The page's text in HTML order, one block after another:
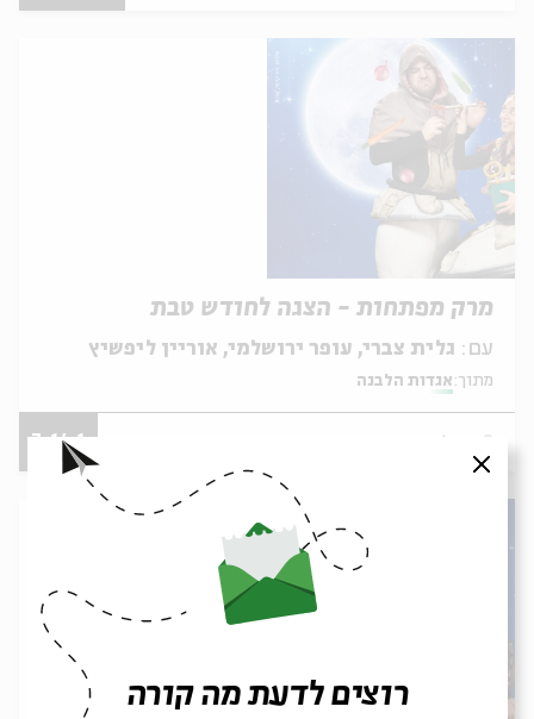
מרק מפתחות - הצגה לחודש טבת
עם:
מתוך: אגדות הלבנה
ירושלים 7-14.1
סגור
רוצים לדעת מה קורה